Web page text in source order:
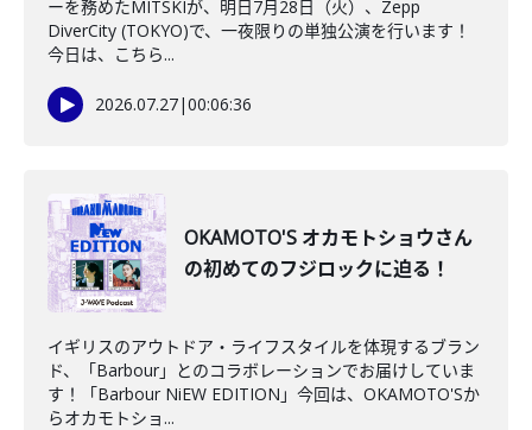
ーを務めたMITSKIが、明日7月28日（火）、Zepp
DiverCity (TOKYO)で、一夜限りの単独公演を行います！
今日は、こちら...
2026.07.27|00:06:36
OKAMOTO'S オカモトショウさん
の初めてのフジロックに迫る！
イギリスのアウトドア・ライフスタイルを体現するブラン
ド、「Barbour」とのコラボレーションでお届けしていま
す！「Barbour NiEW EDITION」今回は、OKAMOTO'Sか
らオカモトショ...